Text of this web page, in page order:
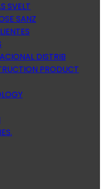
SVELT
SANZ
DISTRIB
PRODUCT